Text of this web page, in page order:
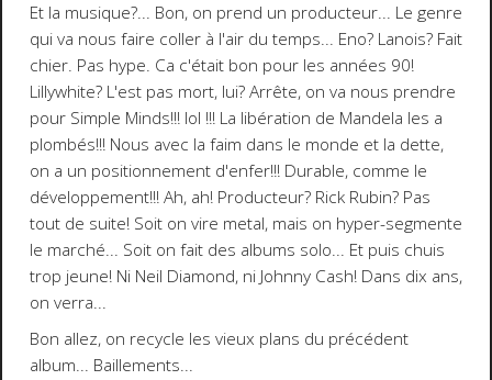
Et la musique?... Bon, on prend un producteur... Le genre
qui va nous faire coller à l'air du temps... Eno? Lanois? Fait
chier. Pas hype. Ca c'était bon pour les années 90!
Lillywhite? L'est pas mort, lui? Arrête, on va nous prendre
pour Simple Minds!!! lol !!! La libération de Mandela les a
plombés!!! Nous avec la faim dans le monde et la dette,
on a un positionnement d'enfer!!! Durable, comme le
développement!!! Ah, ah! Producteur? Rick Rubin? Pas
tout de suite! Soit on vire metal, mais on hyper-segmente
le marché... Soit on fait des albums solo... Et puis chuis
trop jeune! Ni Neil Diamond, ni Johnny Cash! Dans dix ans,
on verra...
Bon allez, on recycle les vieux plans du précédent
album... Baillements...